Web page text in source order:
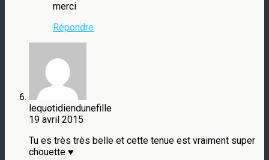
merci
Répondre
lequotidiendunefille
19 avril 2015
Tu es très très belle et cette tenue est vraiment super
chouette ♥